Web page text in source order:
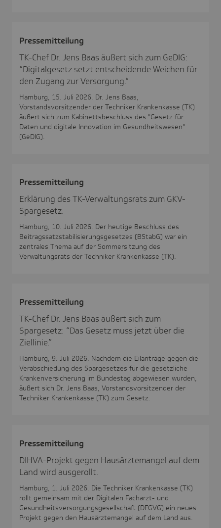
Pres­se­mit­tei­lung
TK-Chef Dr. Jens Baas äußert sich zum GeDIG:
“Digitalgesetz setzt entscheidende Weichen für
den Zugang zur Versorgung.“
Hamburg, 15. Juli 2026. Dr. Jens Baas,
Vorstandsvorsitzender der Techniker Krankenkasse (TK)
äußert sich zum Kabinettsbeschluss des "Gesetz für
Daten und digitale Innovation im Gesundheitswesen"
(GeDIG).
Pres­se­mit­tei­lung
Erklärung des TK-Verwaltungsrats zum GKV-
Spargesetz.
Hamburg, 10. Juli 2026. Der heutige Beschluss des
Beitragssatzstabilisierungsgesetzes (BStabG) war ein
zentrales Thema auf der Sommersitzung des
Verwaltungsrats der Techniker Krankenkasse (TK).
Pres­se­mit­tei­lung
TK-Chef Dr. Jens Baas äußert sich zum
Spargesetz: “Das Gesetz muss jetzt über die
Ziellinie.”
Hamburg, 9. Juli 2026. Nachdem die Eilanträge gegen die
Verabschiedung des Spargesetzes für die gesetzliche
Krankenversicherung im Bundestag abgewiesen wurden,
äußert sich Dr. Jens Baas, Vorstandsvorsitzender der
Techniker Krankenkasse (TK) zum Gesetz.
Pres­se­mit­tei­lung
DIHVA-Projekt gegen Hausärztemangel auf dem
Land wird ausgerollt.
Hamburg, 1. Juli 2026. Die Techniker Krankenkasse (TK)
rollt gemeinsam mit der Digitalen Facharzt- und
Gesundheitsversorgungsgesellschaft (DFGVG) ein neues
Projekt gegen den Hausärztemangel auf dem Land aus.